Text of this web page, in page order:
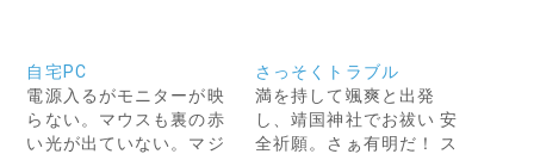
自宅PC
電源入るがモニターが映
らない。マウスも裏の赤
い光が出ていない。マジ
さっそくトラブル
満を持して颯爽と出発
し、靖国神社でお祓い 安
全祈願。さぁ有明だ！ ス